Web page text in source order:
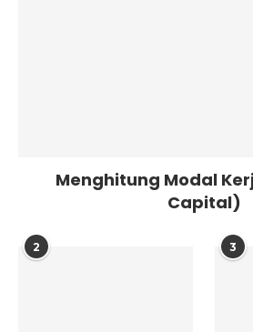
Menghitung Modal
Capital)
2 3